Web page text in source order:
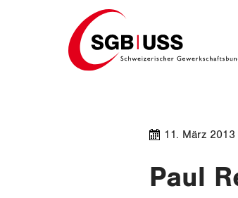
Home
11. März 2013
Paul